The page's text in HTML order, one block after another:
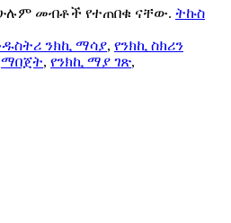
ሁሉም መብቶች የተጠበቁ ናቸው. ትኩስ
ንክኪ ማሳያ, የንክኪ ስክሪን
ማበጀት, የንክኪ ማያ ገጽ,